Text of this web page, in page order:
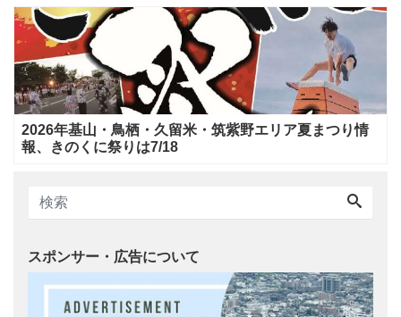
2026年基山・鳥栖・久留米・筑紫野エリア夏まつり情
報、きのくに祭りは7/18
スポンサー・広告について